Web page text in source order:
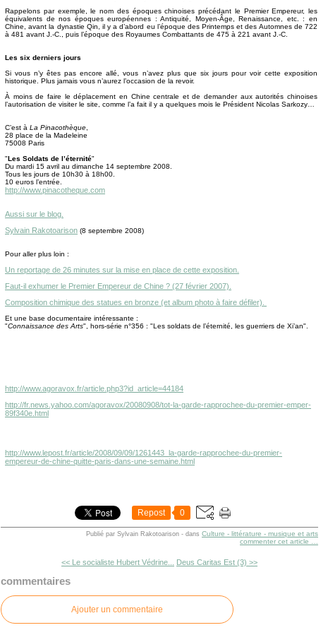
Rappelons par exemple, le nom des époques chinoises précédant le Premier Empereur, les
équivalents de nos époques européennes : Antiquité, Moyen-Âge, Renaissance, etc. : en
Chine, avant la dynastie Qin, il y a d’abord eu l’époque des Printemps et des Automnes de 722
à 481 avant J.-C., puis l’époque des Royaumes Combattants de 475 à 221 avant J.-C.
Les six derniers jours
Si vous n’y êtes pas encore allé, vous n’avez plus que six jours pour voir cette exposition
historique. Plus jamais vous n’aurez l’occasion de la revoir.
À moins de faire le déplacement en Chine centrale et de demander aux autorités chinoises
l’autorisation de visiter le site, comme l’a fait il y a quelques mois le Président Nicolas Sarkozy…
C’est à La Pinacothèque
28 place de la Madeleine
75008 Paris
"Les Soldats de l’éternité"
Du mardi 15 avril au dimanche 14 septembre 2008.
Tous les jours de 10h30 à 18h00.
10 euros l’entrée.
http://www.pinacotheque.com
Aussi sur le blog.
Sylvain Rakotoarison (8 septembre 2008)
Pour aller plus loin :
Un reportage de 26 minutes sur la mise en place de cette exposition.
Faut-il exhumer le Premier Empereur de Chine ? (27 février 2007).
Composition chimique des statues en bronze (et album photo à faire défiler).
Et une base documentaire intéressante :
"Connaissance des Arts", hors-série n°356 : "Les soldats de l’éternité, les guerriers de Xi’an".
http://www.agoravox.fr/article.php3?id_article=44184
http://fr.news.yahoo.com/agoravox/20080908/tot-la-garde-rapprochee-du-premier-emper-
89f340e.html
http://www.lepost.fr/article/2008/09/09/1261443_la-garde-rapprochee-du-premier-
empereur-de-chine-quitte-paris-dans-une-semaine.html
Repost 0
Publié par Sylvain Rakotoarison - dans Culture - littérature - musique et arts
commenter cet article
<< Le socialiste Hubert Védrine... Deus Caritas Est (3) >>
commentaires
Ajouter un commentaire